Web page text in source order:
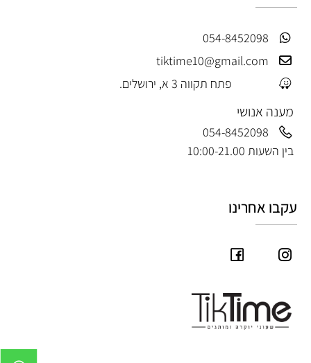
054-8452098
tiktime10@gmail.com
פתח תקווה 3 א, ירושלים.
מענה אנושי
054-8452098
בין השעות 10:00-21.00
עקבו אחרינו